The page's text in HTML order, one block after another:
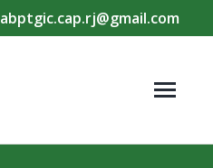
abptgic.cap.rj@gmail.com